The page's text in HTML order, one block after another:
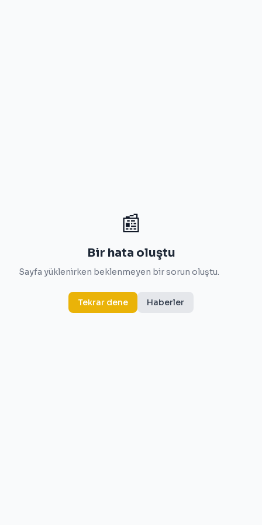
📰
Bir hata oluştu
Sayfa yüklenirken beklenmeyen bir sorun oluştu.
Tekrar dene Haberler